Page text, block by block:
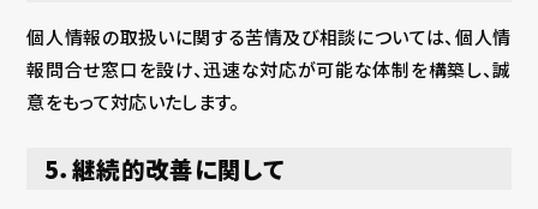
個人情報の取扱いに関する苦情及び相談については、個人情
報問合せ窓口を設け、迅速な対応が可能な体制を構築し、誠
意をもって対応いたします。
5．継続的改善に関して